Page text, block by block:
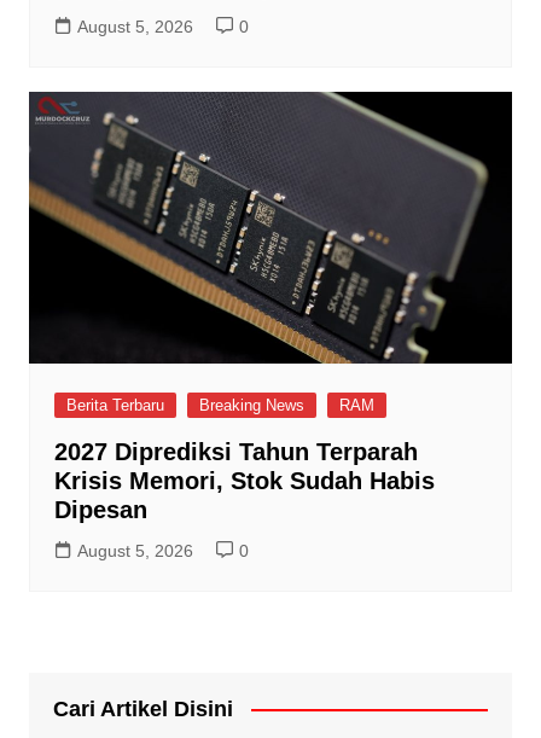
August 5, 2026 0
Berita Terbaru Breaking News RAM
2027 Diprediksi Tahun Terparah
Krisis Memori, Stok Sudah Habis
Dipesan
August 5, 2026 0
Cari Artikel Disini